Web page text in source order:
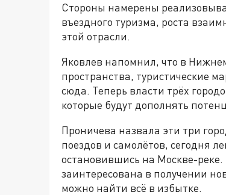
Стороны намерены
въездного туризма, роста
этой отрасли.
Яковлев напомнил, что в
пространства, туристические
сюда. Теперь власти трёх
которые будут дополнять
Проничева назвала эти три
поездов и самолётов, сегодня
остановившись на Москве-
заинтересована в получении
можно найти всё в избытке.